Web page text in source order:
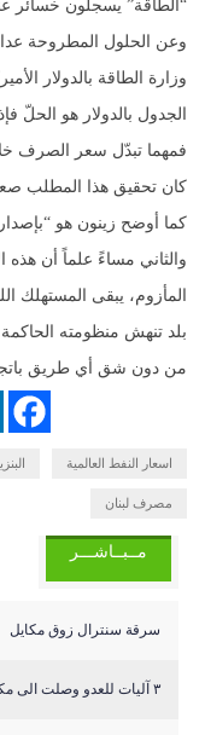
“الطاقة” يسجلون خسائر
وعن الحلول المطروحة
وزارة الطاقة بالدولار
فمهما تبدّل سعر الصرف
كان تحقيق هذا المطلب
كما أوضح زينون هو
والثاني مساءً علماً أن هذه
المأزوم، يبقى المستهلك
بلد تنهش منظومته الحاكمة
من دون شق أي طريق
اسعار النفط العالمية
مصرف لبنان
مــبــاشـــر
سرقة سنترال زوق مكايل
٣ آليات للعدو وصلت الى مكان قريب من ثكنة الجيش الل...